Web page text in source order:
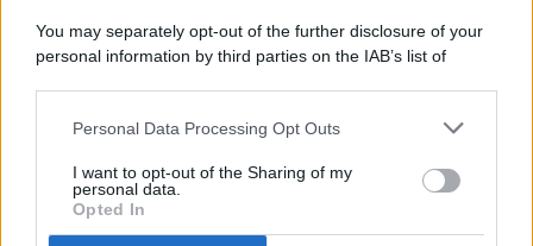
You may separately opt-out of the further disclosure of your
personal information by third parties on the IAB’s list of
This information may also be disclosed by us to third parties
disclose it to other third parties.
Personal Data Processing Opt Outs
I want to opt-out of the Sharing of my
personal data.
Opted In
PREFERENZE PRIVACY